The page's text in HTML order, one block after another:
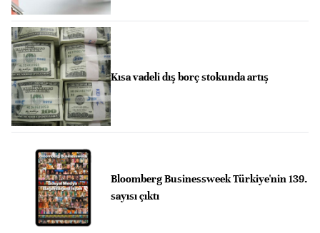
Kısa vadeli dış borç stokunda artış
Bloomberg Businessweek Türkiye'nin 139.
sayısı çıktı